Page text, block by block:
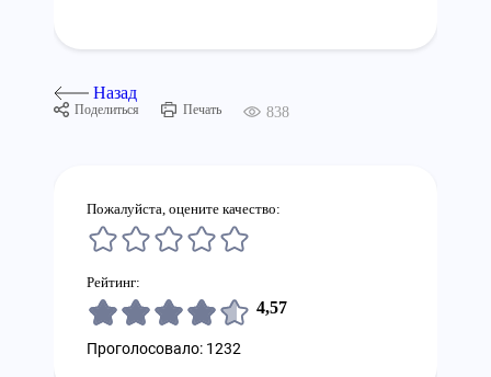
Назад
Поделиться Печать 838
Пожалуйста, оцените качество:
Рейтинг:
4,57
Проголосовало: 1232